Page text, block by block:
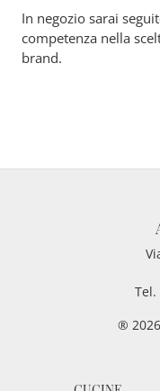
In negozio sarai
competenza nella
brand.
Tel.
®